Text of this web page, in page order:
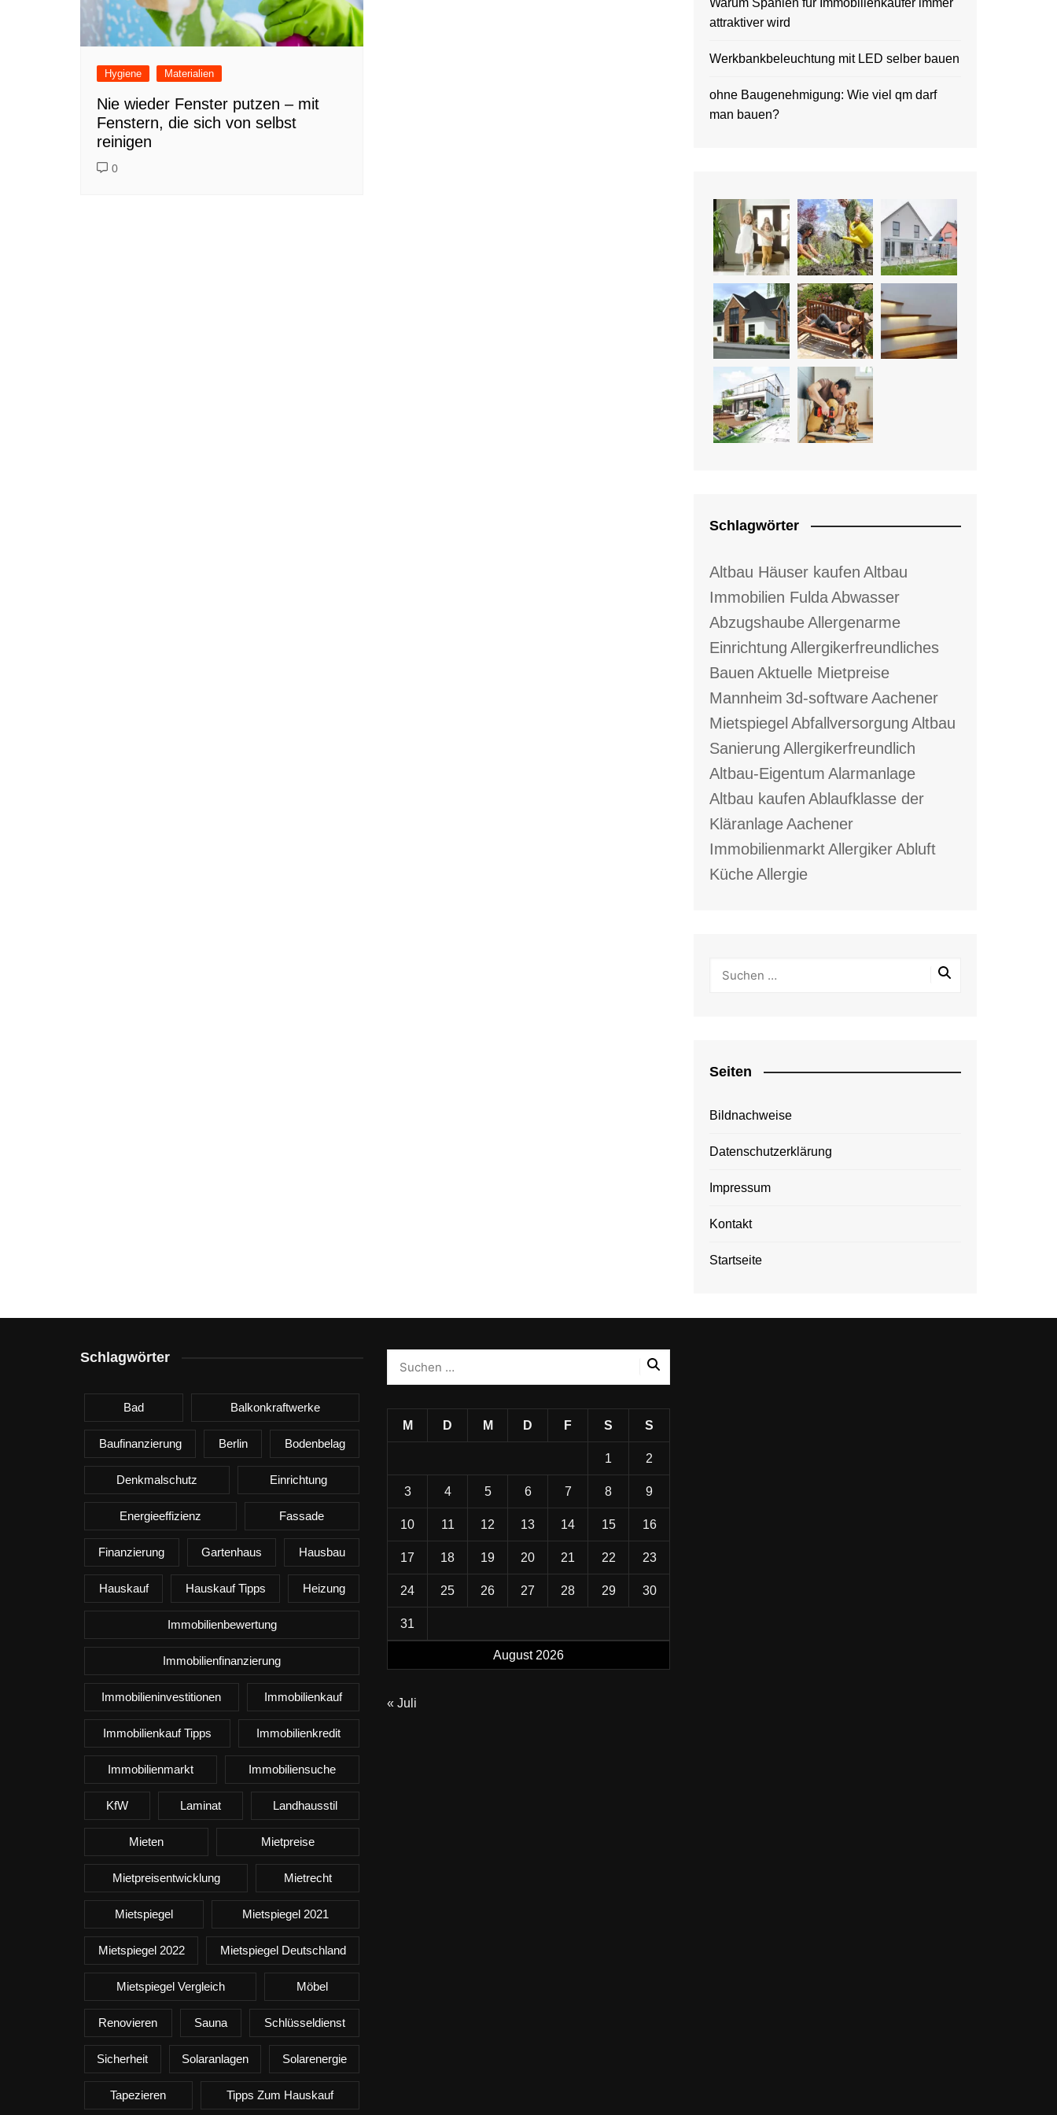
Hygiene Materialien
Nie wieder Fenster putzen – mit
Fenstern, die sich von selbst
reinigen
0
Warum Spanien für Immobilienkäufer immer
attraktiver wird
Werkbankbeleuchtung mit LED selber bauen
ohne Baugenehmigung: Wie viel qm darf
man bauen?
Schlagwörter
Altbau Häuser kaufen Altbau
Immobilien FuldaAbwasser
AbzugshaubeAllergenarme
Einrichtung Allergikerfreundliches
Bauen Aktuelle Mietpreise
Mannheim 3d-softwareAachener
Mietspiegel Abfallversorgung Altbau
Sanierung Allergikerfreundlich
Altbau-Eigentum Alarmanlage
Altbau kaufen Ablaufklasse der
KläranlageAachener
ImmobilienmarktAllergikerAbluft
KücheAllergie
Seiten
Bildnachweise
Datenschutzerklärung
Impressum
Kontakt
Startseite
Schlagwörter
Bad Balkonkraftwerke
Baufinanzierung Berlin Bodenbelag
Denkmalschutz Einrichtung
Energieeffizienz Fassade
Finanzierung Gartenhaus Hausbau
Hauskauf Hauskauf Tipps Heizung
Immobilienbewertung
Immobilienfinanzierung
Immobilieninvestitionen Immobilienkauf
Immobilienkauf Tipps Immobilienkredit
Immobilienmarkt Immobiliensuche
KfW Laminat Landhausstil
Mieten Mietpreise
Mietpreisentwicklung Mietrecht
Mietspiegel Mietspiegel 2021
Mietspiegel 2022 Mietspiegel Deutschland
Mietspiegel Vergleich Möbel
Renovieren Sauna Schlüsseldienst
Sicherheit Solaranlagen Solarenergie
Tapezieren Tipps Zum Hauskauf
August 2026
M D M D F S S
1 2
3 4 5 6 7 8 9
10 11 12 13 14 15 16
17 18 19 20 21 22 23
24 25 26 27 28 29 30
31
« Juli